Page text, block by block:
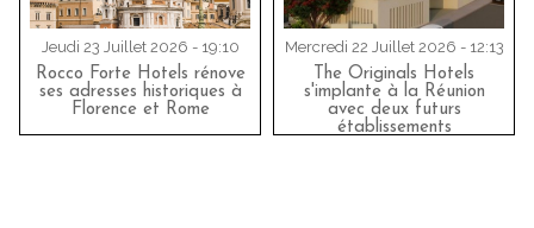
Jeudi 23 Juillet 2026 - 19:10
Rocco Forte Hotels rénove
ses adresses historiques à
Florence et Rome
Mercredi 22 Juillet 2026 - 12:13
The Originals Hotels
s'implante à la Réunion
avec deux futurs
établissements